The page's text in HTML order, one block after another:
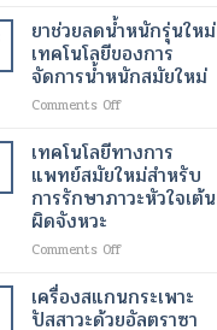
ปกติ
อีก
ครั้ง
ด้วย
เทคโนโลยี
สมัย
ใหม่
เทคโนโลยี
ปฏิวัติ
วงการ
เพื่อ
การ
ร้าย
แรง
ฉีด
กระตุ้น
การ
สร้าง
คอ
ลา
เจน
เทคโนโลยี
ความ
สมัย
เพื่อ
การ
ยาช่วยลดน้ำหนักรุ่นใหม่
เทคโนโลยีของการ
จัดการน้ำหนักสมัยใหม่
Comments Offon
ช่วย
ลด
น้ำ
หนัก
ใหม่
ของ
การ
เทคโนโลยีทางการ
แพทย์สมัยใหม่สำหรับ
การรักษาภาวะหัวใจเต้น
ผิดจังหวะ
Comments Offon
ทางการ
แพทย์
เครื่องสแกนกระเพาะ
ปัสสาวะด้วยอัลตราซา